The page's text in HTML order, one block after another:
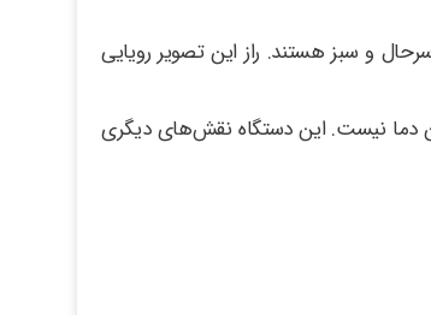
و سبز هستند. راز این تصویر رویایی
دما نیست. این دستگاه نقش‌های دیگری